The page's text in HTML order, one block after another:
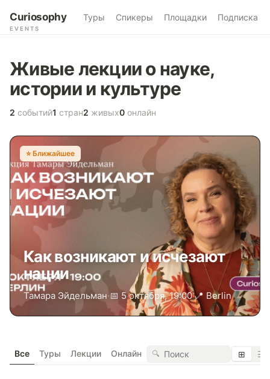
Curiosophy
EVENTS
Туры Спикеры Площадки Подписка
Живые лекции о науке,
истории и культуре
2 событий1 стран2 живых0 онлайн
⭐️ Ближайшее
Как возникают и исчезают
нации
Тамара Эйдельман·📅 5 октября, 19:00·📍 Berlin
Все Туры Лекции Онлайн 🔍 ⊞ ☰